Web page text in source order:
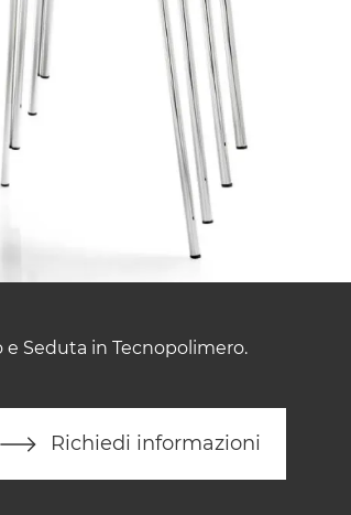
Seduta in Tecnopolimero.
Richiedi informazioni